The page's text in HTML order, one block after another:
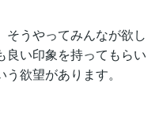
そうやってみんなが欲し
良い印象を持ってもらい
欲望があります。